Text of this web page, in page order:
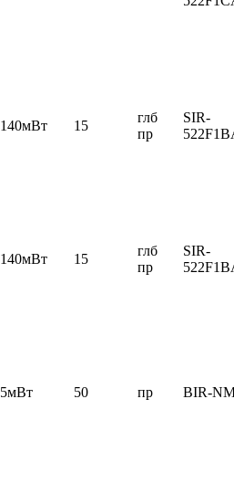
140мВт 15
глб
пр
SIR-
140мВт 15
глб
пр
SIR-
5мВт 50 пр BIR-